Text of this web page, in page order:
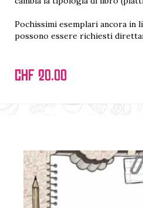
Pochissimi esemplari ancora in
possono essere richiesti
CHF 20.00